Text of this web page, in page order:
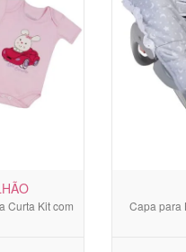
Curta Kit com
Capa para